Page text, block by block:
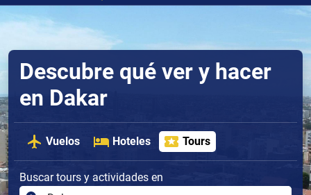
Descubre qué ver y hacer
en Dakar
Vuelos Hoteles Tours
Buscar tours y actividades en